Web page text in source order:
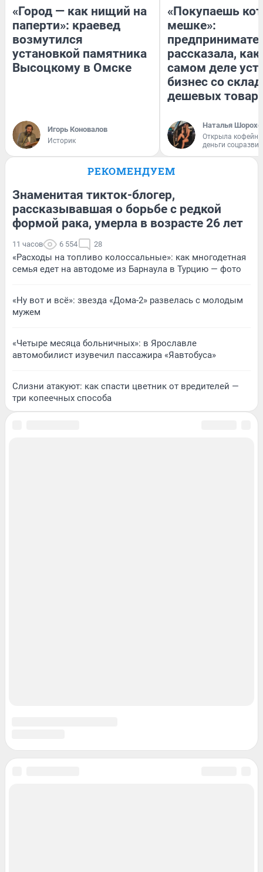
«Город — как нищий на
паперти»: краевед
возмутился
установкой памятника
Высоцкому в Омске
Игорь Коновалов
Историк
«Покупаешь
мешке»:
рассказала, как
самом деле
бизнес со
дешевых
Наталья
Открыла
деньги
РЕКОМЕНДУЕМ
Знаменитая тикток-блогер,
рассказывавшая о борьбе с редкой
формой рака, умерла в возрасте 26 лет
11 часов 6 554 28
«Расходы на топливо колоссальные»: как многодетная
семья едет на автодоме из Барнаула в Турцию — фото
«Ну вот и всё»: звезда «Дома-2» развелась с молодым
мужем
«Четыре месяца больничных»: в Ярославле
автомобилист изувечил пассажира «Яавтобуса»
Слизни атакуют: как спасти цветник от вредителей —
три копеечных способа